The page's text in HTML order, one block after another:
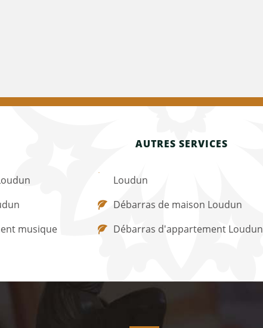
AUTRES SERVICES
musique
Loudun
Débarras de maison Loudun
Débarras d'appartement Loudun